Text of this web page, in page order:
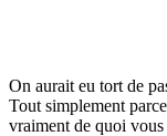
On aurait eu tort de
Tout simplement
vraiment de quoi